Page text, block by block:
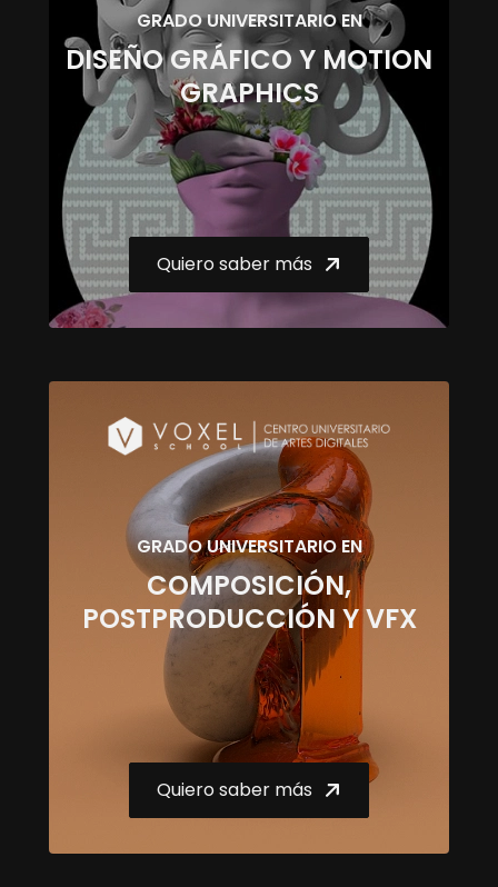
GRADO UNIVERSITARIO EN
DISEÑO GRÁFICO Y MOTION
GRAPHICS
Quiero saber más
GRADO UNIVERSITARIO EN
COMPOSICIÓN,
POSTPRODUCCIÓN Y VFX
Quiero saber más